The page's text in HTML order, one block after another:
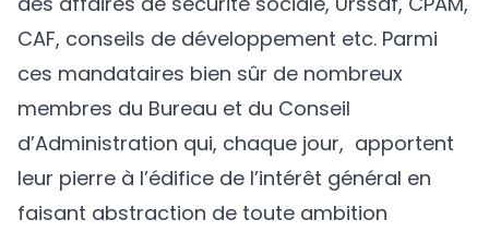
CAF, conseils de développement etc. Parmi
ces mandataires bien sûr de nombreux
membres du Bureau et du Conseil
d’Administration qui, chaque jour, apportent
leur pierre à l’édifice de l’intérêt général en
faisant abstraction de toute ambition